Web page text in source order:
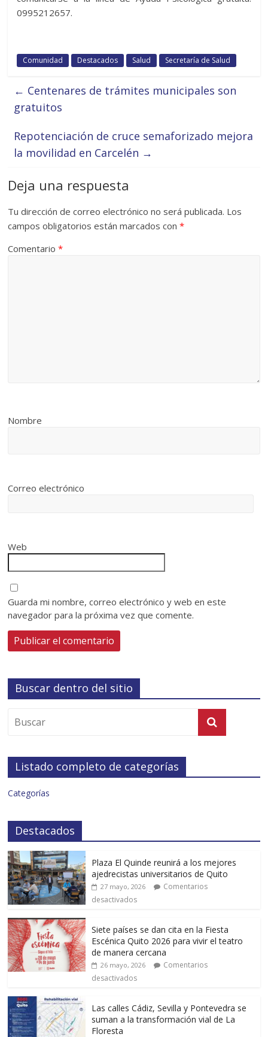
0995212657.
Comunidad Destacados Salud Secretaría de Salud
← Centenares de trámites municipales son
gratuitos
Repotenciación de cruce semaforizado mejora
la movilidad en Carcelén →
Deja una respuesta
Tu dirección de correo electrónico no será publicada. Los
campos obligatorios están marcados con*
Comentario*
Nombre
Correo electrónico
Web
Guarda mi nombre, correo electrónico y web en este
navegador para la próxima vez que comente.
Buscar dentro del sitio
Listado completo de categorías
Categorías
Destacados
Plaza El Quinde reunirá a los mejores
ajedrecistas universitarios de Quito
27 mayo, 2026
Comentarios
desactivados
Siete países se dan cita en la Fiesta
Escénica Quito 2026 para vivir el teatro
de manera cercana
26 mayo, 2026
Comentarios
desactivados
Las calles Cádiz, Sevilla y Pontevedra se
suman a la transformación vial de La
Floresta